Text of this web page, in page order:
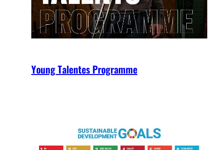
Young Talentes Programme